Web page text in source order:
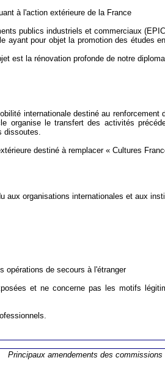
à l'action extérieure de la France
publics industriels et commerciaux
ayant pour objet la promotion des études
est la rénovation profonde de notre
internationale destiné au
organise le transfert des activités
dissoutes.
destiné à remplacer « Cultures
organisations internationales et aux
opérations de secours à l'étranger
et ne concerne pas les motifs
Principaux amendements des commissions